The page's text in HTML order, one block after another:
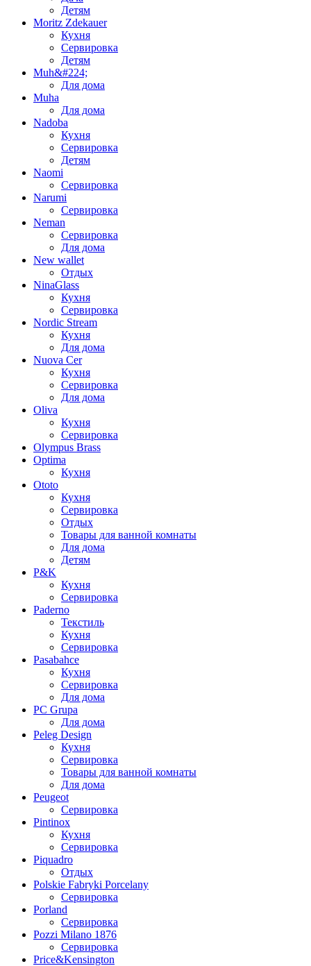
Детям
Moritz Zdekauer
Кухня
Сервировка
Детям
Muh&#224;
Для дома
Muha
Для дома
Nadoba
Кухня
Сервировка
Детям
Naomi
Сервировка
Narumi
Сервировка
Neman
Сервировка
Для дома
New wallet
Отдых
NinaGlass
Кухня
Сервировка
Nordic Stream
Кухня
Для дома
Nuova Cer
Кухня
Сервировка
Для дома
Oliva
Кухня
Сервировка
Olympus Brass
Optima
Кухня
Ototo
Кухня
Сервировка
Отдых
Товары для ванной комнаты
Для дома
Детям
P&K
Кухня
Сервировка
Paderno
Текстиль
Кухня
Сервировка
Pasabahce
Кухня
Сервировка
Для дома
PC Grupa
Для дома
Peleg Design
Кухня
Сервировка
Товары для ванной комнаты
Для дома
Peugeot
Сервировка
Pintinox
Кухня
Сервировка
Piquadro
Отдых
Polskie Fabryki Porcelany
Сервировка
Porland
Сервировка
Pozzi Milano 1876
Сервировка
Price&Kensington